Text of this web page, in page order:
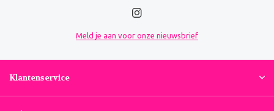
Meld je aan voor onze nieuwsbrief
Klantenservice